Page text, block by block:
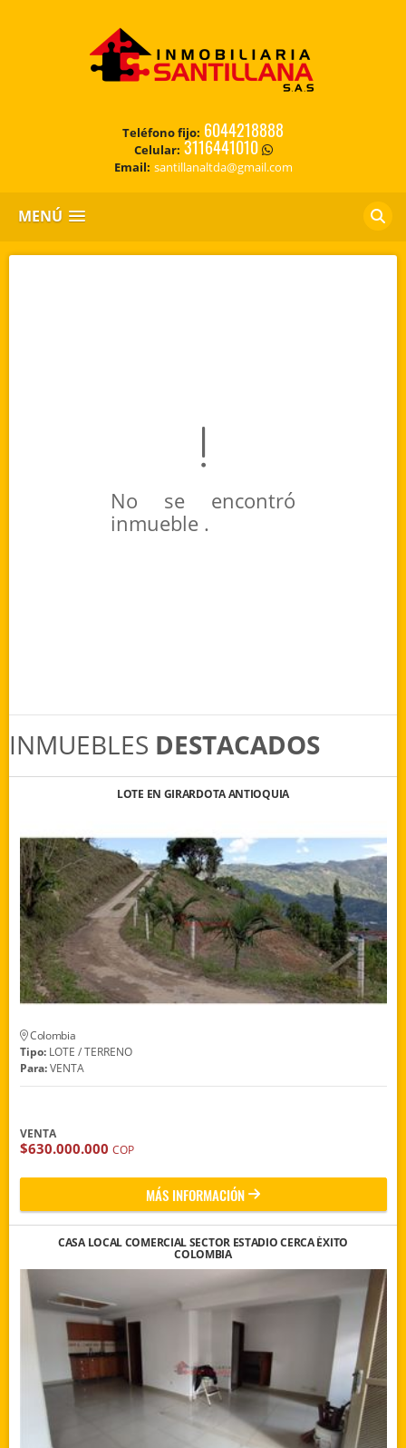
Teléfono fijo: 6044218888
Celular: 3116441010
Email: santillanaltda@gmail.com
MENÚ
No se encontró
inmueble .
INMUEBLES DESTACADOS
LOTE EN GIRARDOTA ANTIOQUIA
Colombia
Tipo:LOTE / TERRENO
Para:VENTA
VENTA
$630.000.000 COP
MÁS INFORMACIÓN
CASA LOCAL COMERCIAL SECTOR ESTADIO CERCA ÉXITO
COLOMBIA